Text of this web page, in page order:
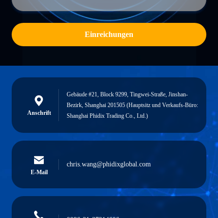
Einreichungen
Anschrift
Gebäude #21, Block 9299, Tingwei-Straße, Jinshan-
Bezirk, Shanghai 201505 (Hauptsitz und Verkaufs-Büro:
Shanghai Phidix Trading Co., Ltd.)
E-Mail
chris.wang@phidixglobal.com